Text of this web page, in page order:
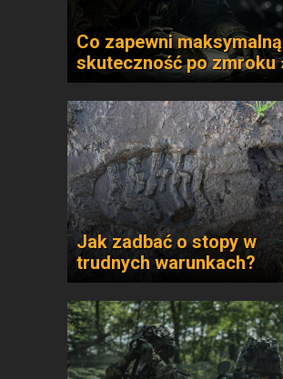
Co zapewni maksymalną
skuteczność po zmroku
Jak zadbać o stopy w
trudnych warunkach?